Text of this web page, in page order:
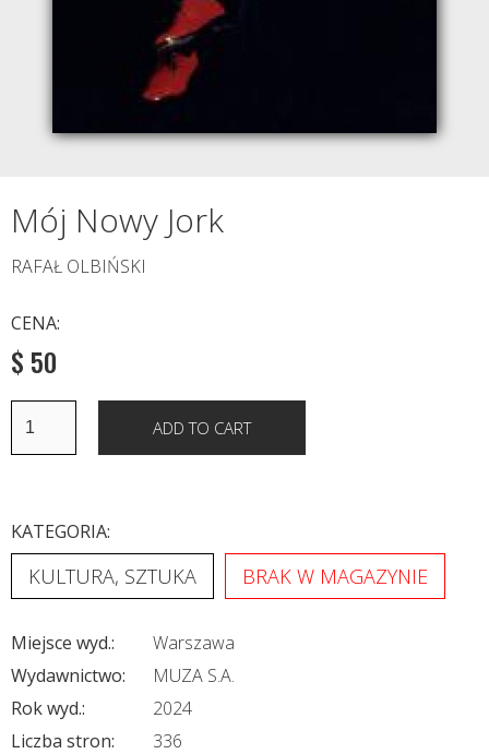
Mój Nowy Jork
RAFAŁ OLBIŃSKI
CENA:
$ 50
KATEGORIA:
KULTURA, SZTUKA BRAK W MAGAZYNIE
Miejsce wyd.:
Warszawa
Wydawnictwo:
MUZA S.A.
Rok wyd.:
2024
Liczba stron:
336